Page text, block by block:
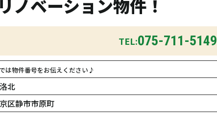
ノベーション物件！
TEL:075-711-5149
は物件番号をお伝えください♪
北
区静市市原町